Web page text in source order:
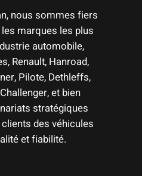
nous sommes fiers
marques les plus
automobile,
Renault, Hanroad,
Pilote, Dethleffs,
et bien
stratégiques
des véhicules
et fiabilité.